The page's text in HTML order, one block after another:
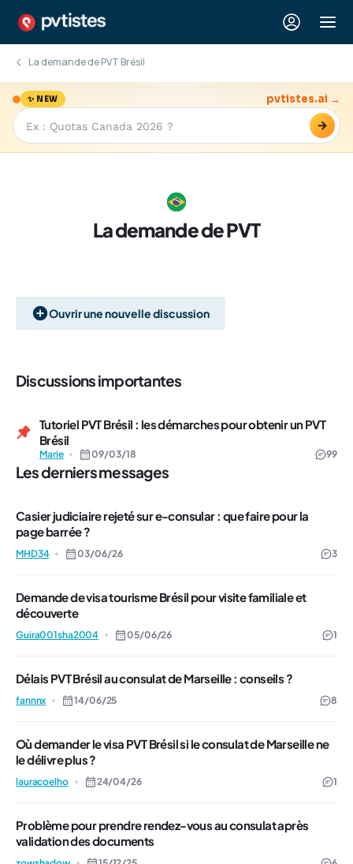
La demande de PVT Brésil
✨ NEW
→
pvtistes.ai →
La demande de PVT
Ouvrir une nouvelle discussion
Discussions importantes
Tutoriel PVT Brésil : les démarches pour obtenir un PVT
Brésil
Marie 09/03/18 99
Les derniers messages
Casier judiciaire rejeté sur e-consular : que faire pour la
page barrée ?
MHD34 03/06/26 3
Demande de visa tourisme Brésil pour visite familiale et
découverte
Guira001sha2004 05/06/26 1
Délais PVT Brésil au consulat de Marseille : conseils ?
fannnx 14/06/25 8
Où demander le visa PVT Brésil si le consulat de Marseille ne
le délivre plus ?
lauracoelho 24/04/26 1
Problème pour prendre rendez-vous au consulat après
validation des documents